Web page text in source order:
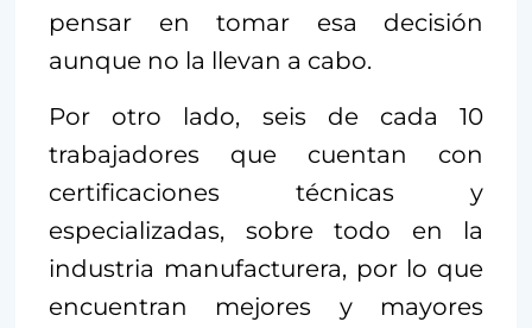
pensar en tomar esa decisión
aunque no la llevan a cabo.
Por otro lado, seis de cada 10
trabajadores que cuentan con
certificaciones técnicas y
especializadas, sobre todo en la
industria manufacturera, por lo que
encuentran mejores y mayores